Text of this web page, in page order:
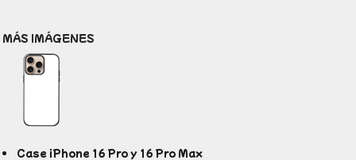
MÁS IMÁGENES
Case iPhone 16 Pro y 16 Pro Max